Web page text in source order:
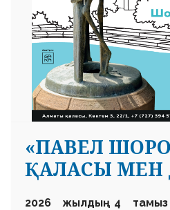
«ПАВЕЛ
ҚАЛАСЫ МЕН
2026 жылдың 4 тамыз